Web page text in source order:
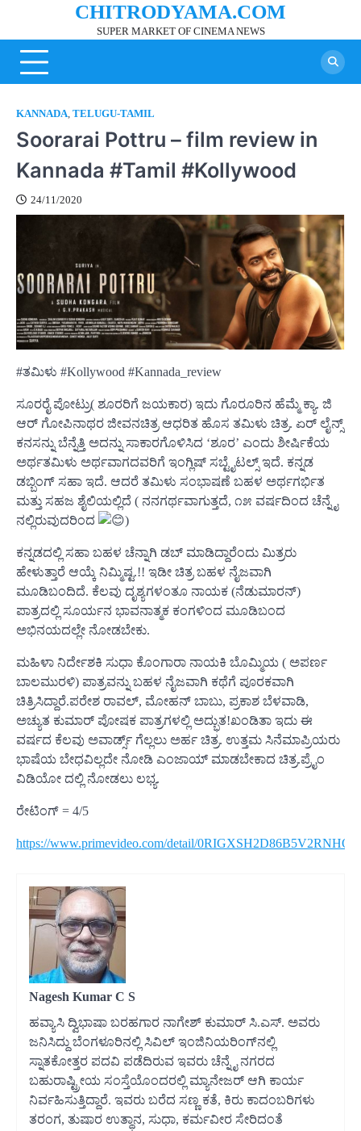
content
CHITRODYAMA.COM
SUPER MARKET OF CINEMA NEWS
KANNADA, TELUGU-TAMIL
Soorarai Pottru – film review in
Kannada #Tamil #Kollywood
24/11/2020
#ತಮಿಳು #Kollywood #Kannada_review
ಸೂರರೈ ಪೋಟ್ರು( ಶೂರರಿಗೆ ಜಯಕಾರ) ಇದು‌ ಗೊರೂರಿನ ಹೆಮ್ಮೆ ಕ್ಯಾ. ಜಿ‌
ಆರ್ ಗೋಪಿನಾಥರ ಜೀವನಚಿತ್ರ ಆಧರಿತ ಹೊಸ ತಮಿಳು‌‌ ಚಿತ್ರ. ಏರ್ ಲೈನ್ಸ್
ಕನಸನ್ನು ಬೆನ್ನೆತ್ತಿ ಅದನ್ನು ಸಾಕಾರಗೊಳಿಸಿದ ‘ಶೂರ’ ಎಂದು ಶೀರ್ಷಿಕೆಯ
ಅರ್ಥತಮಿಳು‌ ಅರ್ಥವಾಗದವರಿಗೆ ಇಂಗ್ಲಿಷ್ ಸಬ್ಟೈಟಲ್ಸ್ ಇದೆ.‌ ಕನ್ನಡ
ಡಬ್ಬಿಂಗ್ ಸಹಾ ಇದೆ. ಆದರೆ ತಮಿಳು‌ ಸಂಭಾಷಣೆ ಬಹಳ ಅರ್ಥಗರ್ಭಿತ‌
ಮತ್ತು ಸಹಜ ಶೈಲಿಯಲ್ಲಿದೆ ( ನನಗರ್ಥವಾಗುತ್ತದೆ, ೧೫ ವರ್ಷದಿಂದ ಚೆನ್ನೈ
ನಲ್ಲಿರುವುದರಿಂದ
)
ಕನ್ನಡದಲ್ಲಿ ಸಹಾ ಬಹಳ ಚೆನ್ನಾಗಿ ಡಬ್ ಮಾಡಿದ್ದಾರೆಂದು ಮಿತ್ರರು‌
ಹೇಳುತ್ತಾರೆ ಆಯ್ಕೆ ನಿಮ್ಮಿಷ್ಟ.!! ಇಡೀ ಚಿತ್ರ ಬಹಳ‌‌ ನೈಜವಾಗಿ
ಮೂಡಿಬಂದಿದೆ. ಕೆಲವು ದೃಶ್ಯಗಳಂತೂ ನಾಯಕ (ನೆಡುಮಾರನ್)
ಪಾತ್ರದಲ್ಲಿ ಸೂರ್ಯನ ಭಾವನಾತ್ಮಕ ಕಂಗಳಿಂದ ಮೂಡಿಬಂದ
ಅಭಿನಯದಲ್ಲೇ ನೋಡಬೇಕು.
ಮಹಿಳಾ ನಿರ್ದೇಶಕಿ ಸುಧಾ ಕೊಂಗಾರಾ ನಾಯಕಿ ಬೊಮ್ಮಿಯ ( ಅಪರ್ಣ
ಬಾಲಮುರಳಿ) ಪಾತ್ರವನ್ನು ‌ಬಹಳ ನೈಜವಾಗಿ ಕಥೆಗೆ ಪೂರಕವಾಗಿ
ಚಿತ್ರಿಸಿದ್ದಾರೆ.ಪರೇಶ ರಾವಲ್, ಮೋಹನ್‌ ಬಾಬು, ಪ್ರಕಾಶ ಬೆಳವಾಡಿ,
ಅಚ್ಯುತ ಕುಮಾರ್ ಪೋಷಕ ಪಾತ್ರಗಳಲ್ಲಿ ಅದ್ಭುತ!ಖಂಡಿತಾ ‌ಇದು ಈ
ವರ್ಷದ ಕೆಲವು ಅವಾರ್ಡ್ಸ್ ಗೆಲ್ಲಲು‌ ಅರ್ಹ ಚಿತ್ರ. ಉತ್ತಮ ಸಿನೆಮಾಪ್ರಿಯರು
ಭಾಷೆಯ ಬೇಧವಿಲ್ಲದೇ ನೋಡಿ ಎಂಜಾಯ್ ಮಾಡಬೇಕಾದ ಚಿತ್ರ.ಪ್ರೈಂ
ವಿಡಿಯೋ ದಲ್ಲಿ ನೋಡಲು ಲಭ್ಯ.
ರೇಟಿಂಗ್ = 4/5
https://www.primevideo.com/detail/
Nagesh Kumar C S
ಹವ್ಯಾಸಿ ದ್ವಿಭಾಷಾ ಬರಹಗಾರ ನಾಗೇಶ್ ಕುಮಾರ್ ಸಿ.ಎಸ್‌. ಅವರು
ಜನಿಸಿದ್ದು ಬೆಂಗಳೂರಿನಲ್ಲಿ ಸಿವಿಲ್ ಇಂಜಿನಿಯರಿಂಗ್‌ನಲ್ಲಿ
ಸ್ನಾತಕೋತ್ತರ ಪದವಿ ಪಡೆದಿರುವ ಇವರು ಚೆನ್ನೈ ನಗರದ
ಬಹುರಾಷ್ಟ್ರೀಯ ಸಂಸ್ತೆಯೊಂದರಲ್ಲಿ ಮ್ಯಾನೇಜರ್ ಆಗಿ ಕಾರ್ಯ
ನಿರ್ವಹಿಸುತ್ತಿದ್ದಾರೆ. ಇವರು ಬರೆದ ಸಣ್ಣ ಕತೆ, ಕಿರು ಕಾದಂಬರಿಗಳು
ತರಂಗ, ತುಷಾರ ಉತ್ಥಾನ, ಸುಧಾ, ಕರ್ಮವೀರ ಸೇರಿದಂತೆ